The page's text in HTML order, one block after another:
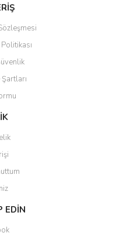
olmalı.
EDİN